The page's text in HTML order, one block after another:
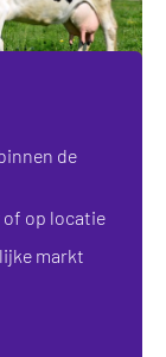
de
op locatie
markt